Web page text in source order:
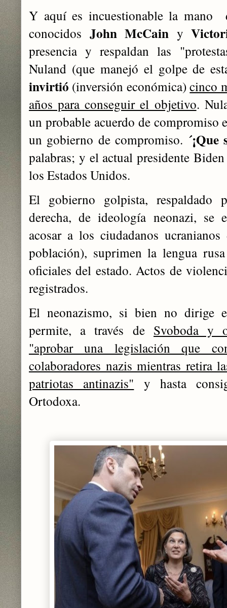
Y aquí es incuestionable la mano
conocidos John McCain y
presencia y respaldan las
Nuland (que manejó el golpe de
invirtió (inversión económica)cinco
años para conseguir el objetivo.
un probable acuerdo de compromiso
un gobierno de compromiso.
palabras; y el actual presidente
los Estados Unidos.
El gobierno golpista, respaldado
derecha, de ideología neonazi, se
acosar a los ciudadanos
población), suprimen la lengua
oficiales del estado. Actos de
registrados.
El neonazismo, si bien no dirige
permite, a través de Svoboda y
"aprobar una legislación que
colaboradores nazis mientras retira
patriotas antinazis" y hasta
Ortodoxa.